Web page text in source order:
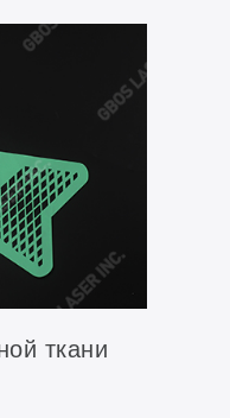
ткани